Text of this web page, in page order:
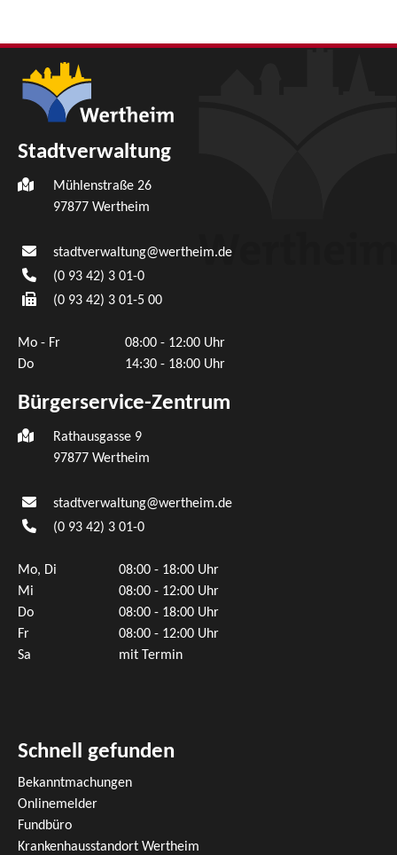
Stadtverwaltung
Mühlenstraße 26
97877 Wertheim
stadtverwaltung@wertheim.de
(0 93 42) 3 01-0
(0 93 42) 3 01-5 00
Mo - Fr
08:00 - 12:00 Uhr
Do
14:30 - 18:00 Uhr
Bürgerservice-Zentrum
Rathausgasse 9
97877 Wertheim
stadtverwaltung@wertheim.de
(0 93 42) 3 01-0
Mo, Di
08:00 - 18:00 Uhr
Mi
08:00 - 12:00 Uhr
Do
08:00 - 18:00 Uhr
Fr
08:00 - 12:00 Uhr
Sa
mit Termin
Schnell gefunden
Bekanntmachungen
Onlinemelder
Fundbüro
Krankenhausstandort Wertheim